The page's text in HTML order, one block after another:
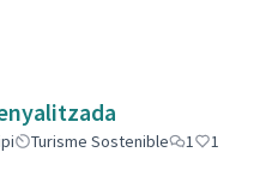
Turisme Sostenible 1
1